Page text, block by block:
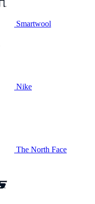
Smartwool
Nike
The North Face